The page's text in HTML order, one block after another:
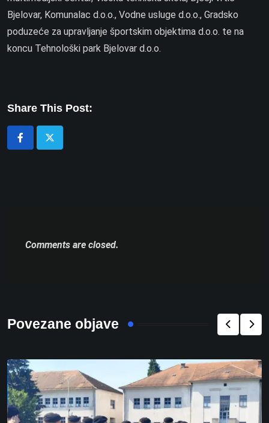
Bjelovar, Komunalac d.o.o., Vodne usluge d.o.o., Gradsko
poduzeće za upravljanje športskim objektima d.o.o. te na
koncu Tehnološki park Bjelovar d.o.o.
Share This Post:
Comments are closed.
Povezane objave